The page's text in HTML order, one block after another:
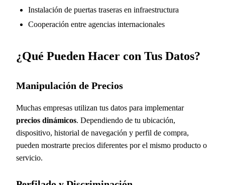
Instalación de puertas traseras en infraestructura
Cooperación entre agencias internacionales
¿Qué Pueden Hacer con Tus Datos?
Manipulación de Precios
Muchas empresas utilizan tus datos para implementar
precios dinámicos. Dependiendo de tu ubicación,
dispositivo, historial de navegación y perfil de compra,
pueden mostrarte precios diferentes por el mismo producto o
servicio.